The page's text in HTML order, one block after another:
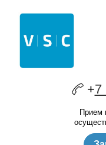
+7
Прием